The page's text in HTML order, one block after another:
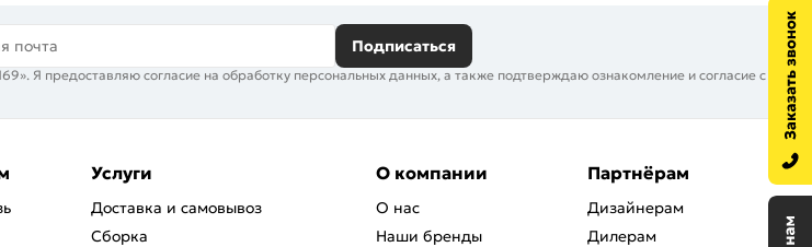
почта Подписаться
Я предоставляю согласие на обработку персональных данных, а также подтверждаю ознакомление и согласие с
Услуги
Доставка и самовывоз
Сборка
О компании
О нас
Наши бренды
Партнёрам
Дизайнерам
Дилерам